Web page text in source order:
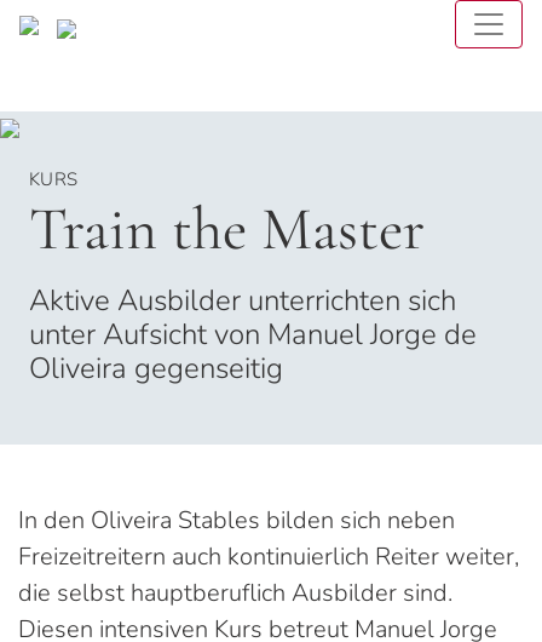
KURS
Train the Master
Aktive Ausbilder unterrichten sich
unter Aufsicht von Manuel Jorge de
Oliveira gegenseitig
In den Oliveira Stables bilden sich neben
Freizeitreitern auch kontinuierlich Reiter weiter,
die selbst hauptberuflich Ausbilder sind.
Diesen intensiven Kurs betreut Manuel Jorge